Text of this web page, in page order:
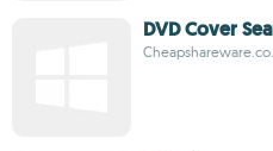
DVD Cover